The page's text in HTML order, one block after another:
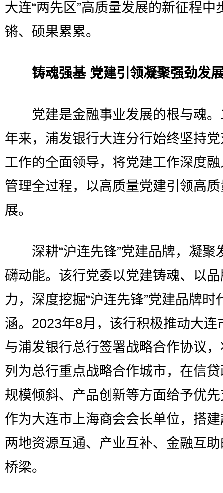
大连“两先区”高质量发展的新征程中
锵、硕果累累。
铸魂强基 党建引领凝聚强劲发
党建是金融事业发展的根与魂。
年来，浦发银行大连分行始终坚持
工作的全面领导，将党建工作深度
管理全过程，以高质量党建引领高
展。
深耕“沪连先锋”党建品牌，凝聚
礴动能。该行党委以党建铸魂、以
力，深度挖掘“沪连先锋”党建品牌时
涵。2023年8月，该行积极推动大连
与浦发银行总行签署战略合作协议
列为总行重点战略合作城市，在信
规模倾斜、产品创新等方面给予优
作为大连市上海商会会长单位，搭
两地资源互通、产业互补、金融互
桥梁。